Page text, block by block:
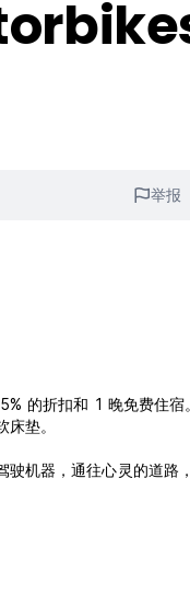
举报
的折扣和 1 晚免费住宿
垫。
驶机器，通往心灵的道路